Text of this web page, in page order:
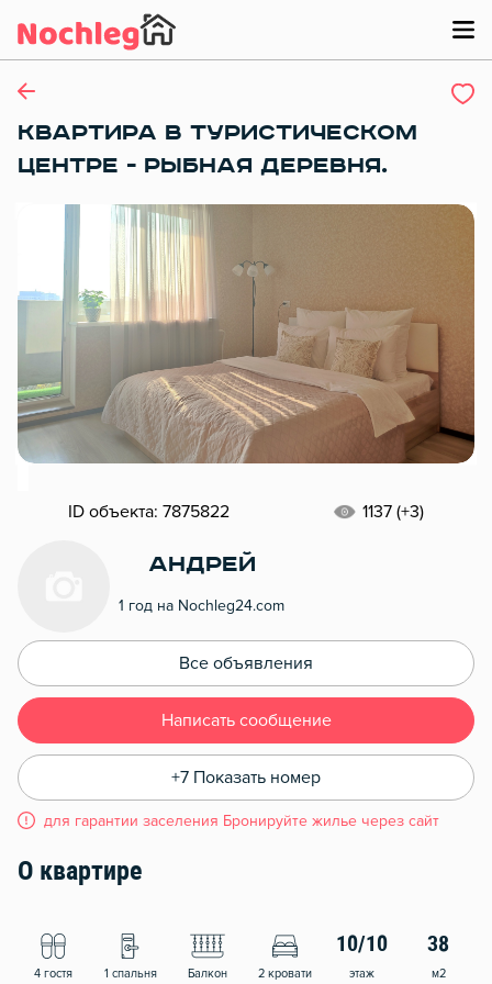
КВАРТИРА В ТУРИСТИЧЕСКОМ
ЦЕНТРЕ - РЫБНАЯ ДЕРЕВНЯ.
ID объекта: 7875822 1137 (+3)
Андрей
1 год на Nochleg24.com
Все объявления
Написать сообщение
+7 Показать номер
для гарантии заселения Бронируйте жилье через сайт
О квартире
4 гостя 1 спальня Балкон 2 кровати
10/10
этаж
38
м2